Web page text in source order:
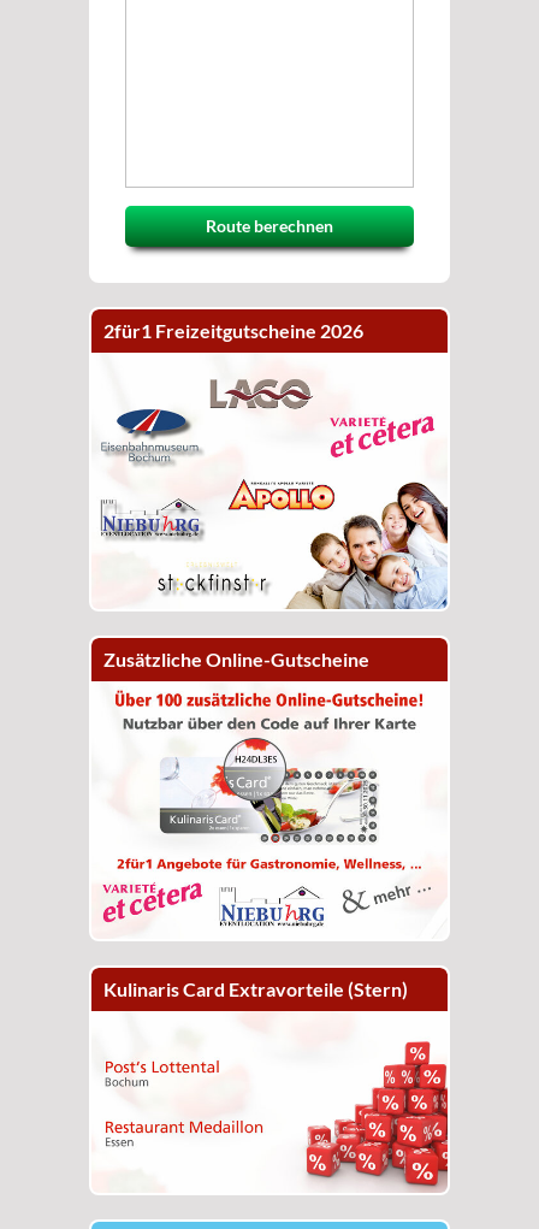
Route berechnen
2für1 Freizeitgutscheine 2026
Zusätzliche Online-Gutscheine
Kulinaris Card Extravorteile (Stern)